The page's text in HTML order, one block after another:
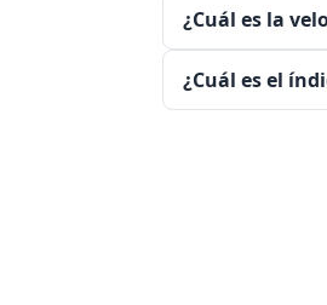
¿Cuál es la
¿Cuál es el